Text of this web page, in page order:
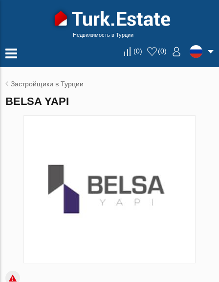
Недвижимость в Турции
(0) (0)
Застройщики в Турции
BELSA YAPI